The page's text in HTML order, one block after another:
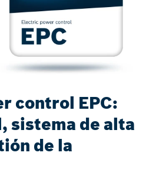
control EPC:
sistema de alta
de la